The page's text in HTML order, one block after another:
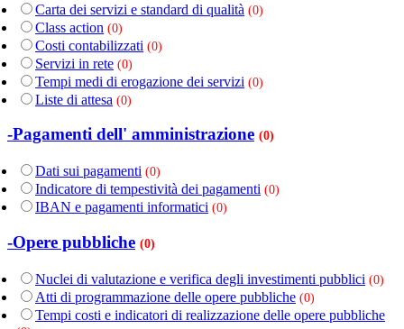
Carta dei servizi e standard di qualità (0)
Class action (0)
Costi contabilizzati (0)
Servizi in rete (0)
Tempi medi di erogazione dei servizi (0)
Liste di attesa (0)
-Pagamenti dell' amministrazione (0)
Dati sui pagamenti (0)
Indicatore di tempestività dei pagamenti (0)
IBAN e pagamenti informatici (0)
-Opere pubbliche (0)
Nuclei di valutazione e verifica degli investimenti pubblici (0)
Atti di programmazione delle opere pubbliche (0)
Tempi costi e indicatori di realizzazione delle opere pubbliche